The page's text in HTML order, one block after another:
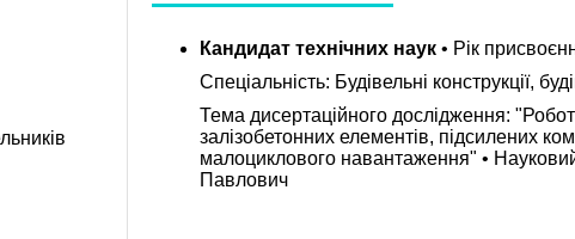
та роботодавцями
Кандидат технічних наук • Рік
Спеціальність: Будівельні конструкції,
Тема дисертаційного дослідження:
залізобетонних елементів, підсилених
малоциклового навантаження" •
Павлович